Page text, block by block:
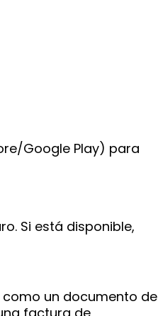
Google Play) para
Si está disponible,
un documento de